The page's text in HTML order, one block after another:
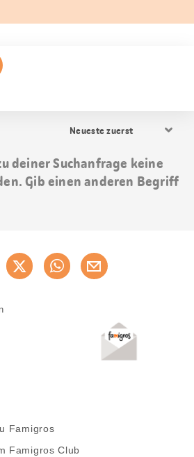
Sortierung
deiner Suchanfrage keine
Gib einen anderen Begriff
Jetzt weiterempfehlen
Famigros
Famigros Club